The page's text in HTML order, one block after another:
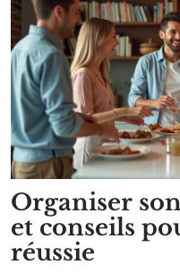
Organiser son
et conseils
réussie